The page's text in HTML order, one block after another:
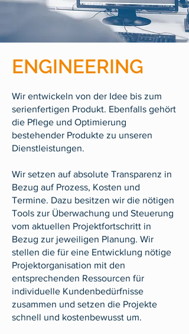
ENGINEERING
Wir entwickeln von der Idee bis zum
serienfertigen Produkt. Ebenfalls gehört
die Pflege und Optimierung
bestehender Produkte zu unseren
Dienstleistungen.
Wir setzen auf absolute Transparenz in
Bezug auf Prozess, Kosten und
Termine. Dazu besitzen wir die nötigen
Tools zur Überwachung und Steuerung
vom aktuellen Projektfortschritt in
Bezug zur jeweiligen Planung. Wir
stellen die für eine Entwicklung nötige
Projektorganisation mit den
entsprechenden Ressourcen für
individuelle Kundenbedürfnisse
zusammen und setzen die Projekte
schnell und kostenbewusst um.